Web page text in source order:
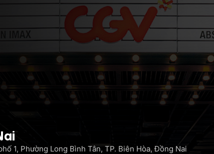
1, Phường Long Bình Tân, TP. Biên Hòa, Đồng Nai